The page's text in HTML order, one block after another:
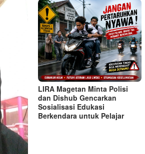
LIRA Magetan Minta Polisi
dan Dishub Gencarkan
Sosialisasi Edukasi
Berkendara untuk Pelajar